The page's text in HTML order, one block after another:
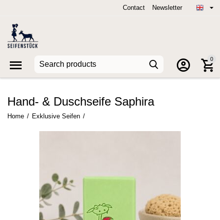
Contact Newsletter
0
Hand- & Duschseife Saphira
Home / Exklusive Seifen /